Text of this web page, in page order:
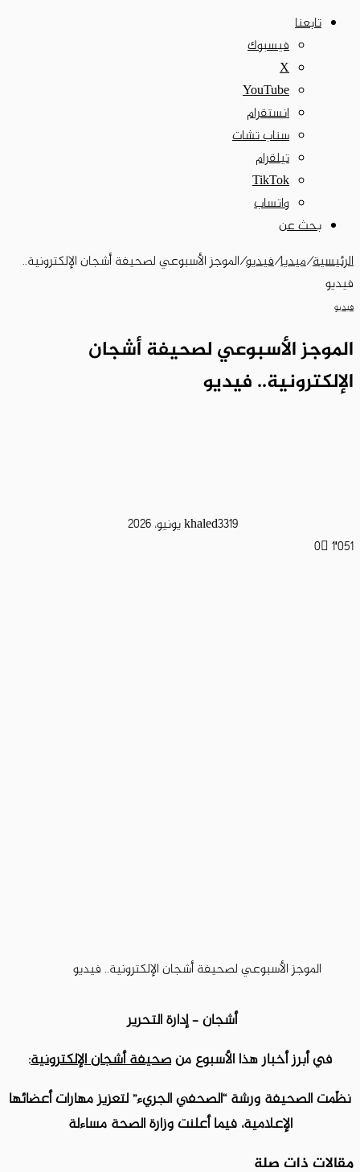
تابعنا
فيسبوك
‫X
‫YouTube
انستقرام
سناب تشات
تيلقرام
‫TikTok
واتساب
بحث عن
الرئيسية/ميديا/فيديو/الموجز الأسبوعي لصحيفة أشجان الإلكترونية..
فيديو
فيديو
الموجز الأسبوعي لصحيفة أشجان
الإلكترونية.. فيديو
khaled3319 يونيو، 2026
0 1٬051
الموجز الأسبوعي لصحيفة أشجان الإلكترونية.. فيديو
أشجان – إدارة التحرير
في أبرز أخبار هذا الأسبوع منصحيفة أشجان الإلكترونية:
نظّمت الصحيفة ورشة “الصحفي الجريء” لتعزيز مهارات أعضائها
الإعلامية، فيما أعلنت وزارة الصحة مساءلة
مقالات ذات صلة